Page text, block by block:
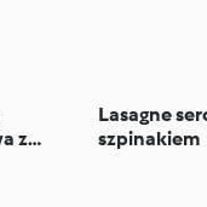
z
Lasagne
szpinakiem